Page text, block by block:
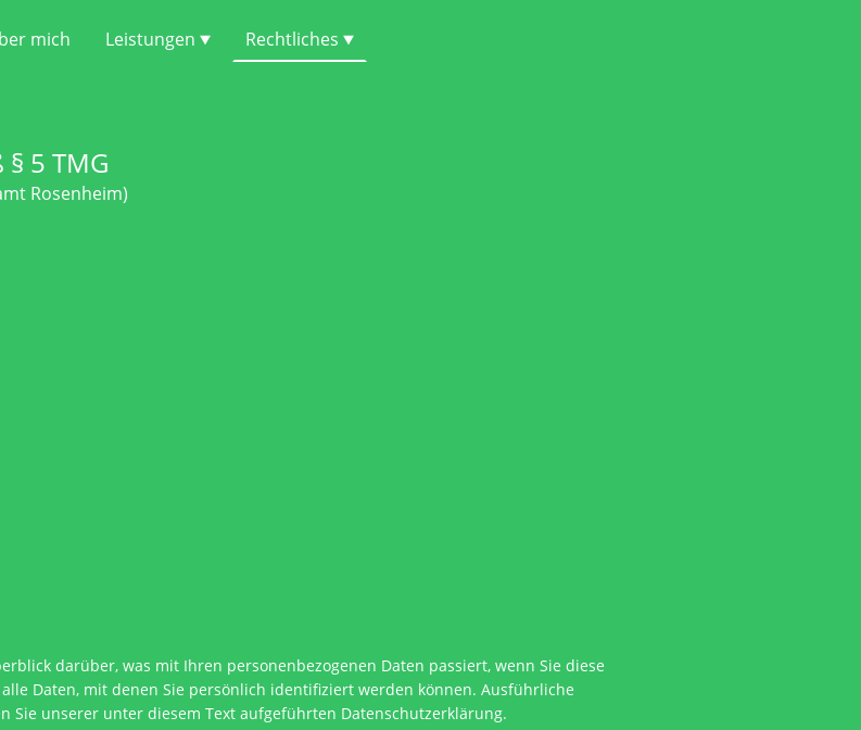
mich Leistungen Rechtliches
5 TMG
Rosenheim)
darüber, was mit Ihren personenbezogenen Daten passiert, wenn Sie diese
Daten, mit denen Sie persönlich identifiziert werden können. Ausführliche
Sie unserer unter diesem Text aufgeführten Datenschutzerklärung.